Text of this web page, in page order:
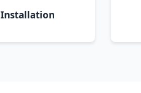
Installation